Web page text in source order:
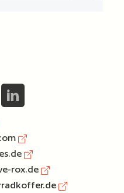
rox.de